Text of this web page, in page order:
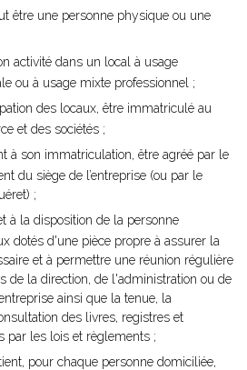
être une personne physique ou une
activité dans un local à usage
ou à usage mixte professionnel ;
des locaux, être immatriculé au
et des sociétés ;
à son immatriculation, être agréé par le
du siège de l’entreprise (ou par le
;
à la disposition de la personne
dotés d'une pièce propre à assurer la
et à permettre une réunion régulière
de la direction, de l'administration ou de
ainsi que la tenue, la
des livres, registres et
par les lois et règlements ;
pour chaque personne domiciliée,